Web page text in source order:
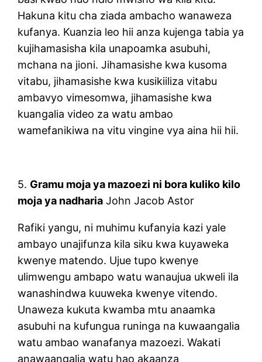
Hakuna kitu cha ziada ambacho wanaweza
kufanya. Kuanzia leo hii anza kujenga tabia ya
kujihamasisha kila unapoamka asubuhi,
mchana na jioni. Jihamasishe kwa kusoma
vitabu, jihamasishe kwa kusikiiliza vitabu
ambavyo vimesomwa, jihamasishe kwa
kuangalia video za watu ambao
wamefanikiwa na vitu vingine vya aina hii hii.
5. Gramu moja ya mazoezi ni bora kuliko kilo
moja ya nadharia John Jacob Astor
Rafiki yangu, ni muhimu kufanyia kazi yale
ambayo unajifunza kila siku kwa kuyaweka
kwenye matendo. Ujue tupo kwenye
ulimwengu ambapo watu wanaujua ukweli ila
wanashindwa kuuweka kwenye vitendo.
Unaweza kukuta kwamba mtu anaamka
asubuhi na kufungua runinga na kuwaangalia
watu ambao wanafanya mazoezi. Wakati
anawaangalia watu hao akaanza